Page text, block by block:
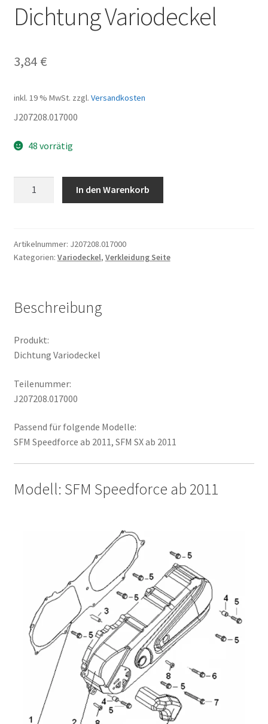
Dichtung Variodeckel
3,84 €
inkl. 19 % MwSt. zzgl. Versandkosten
J207208.017000
48 vorrätig
In den Warenkorb
Artikelnummer: J207208.017000
Kategorien: Variodeckel, Verkleidung Seite
Beschreibung
Produkt:
Dichtung Variodeckel
Teilenummer:
J207208.017000
Passend für folgende Modelle:
SFM Speedforce ab 2011, SFM SX ab 2011
Modell: SFM Speedforce ab 2011